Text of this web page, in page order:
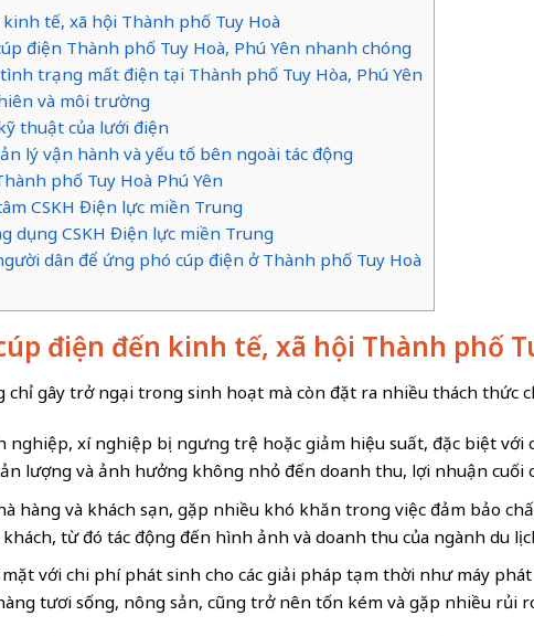
tế, xã hội Thành phố Tuy Hoà
điện Thành phố Tuy Hoà, Phú Yên nhanh chóng
trạng mất điện tại Thành phố Tuy Hòa, Phú Yên
và môi trường
thuật của lưới điện
lý vận hành và yếu tố bên ngoài tác động
phố Tuy Hoà Phú Yên
CSKH Điện lực miền Trung
dụng CSKH Điện lực miền Trung
dân để ứng phó cúp điện ở Thành phố Tuy Hoà
điện đến kinh tế, xã hội Thành phố
chỉ gây trở ngại trong sinh hoạt mà còn đặt ra nhiều thách thức
nghiệp, xí nghiệp bị ngưng trệ hoặc giảm hiệu suất, đặc biệt
lượng và ảnh hưởng không nhỏ đến doanh thu, lợi nhuận cuối
hàng và khách sạn, gặp nhiều khó khăn trong việc đảm bảo
từ đó tác động đến hình ảnh và doanh thu của ngành du
với chi phí phát sinh cho các giải pháp tạm thời như máy
tươi sống, nông sản, cũng trở nên tốn kém và gặp nhiều rủi